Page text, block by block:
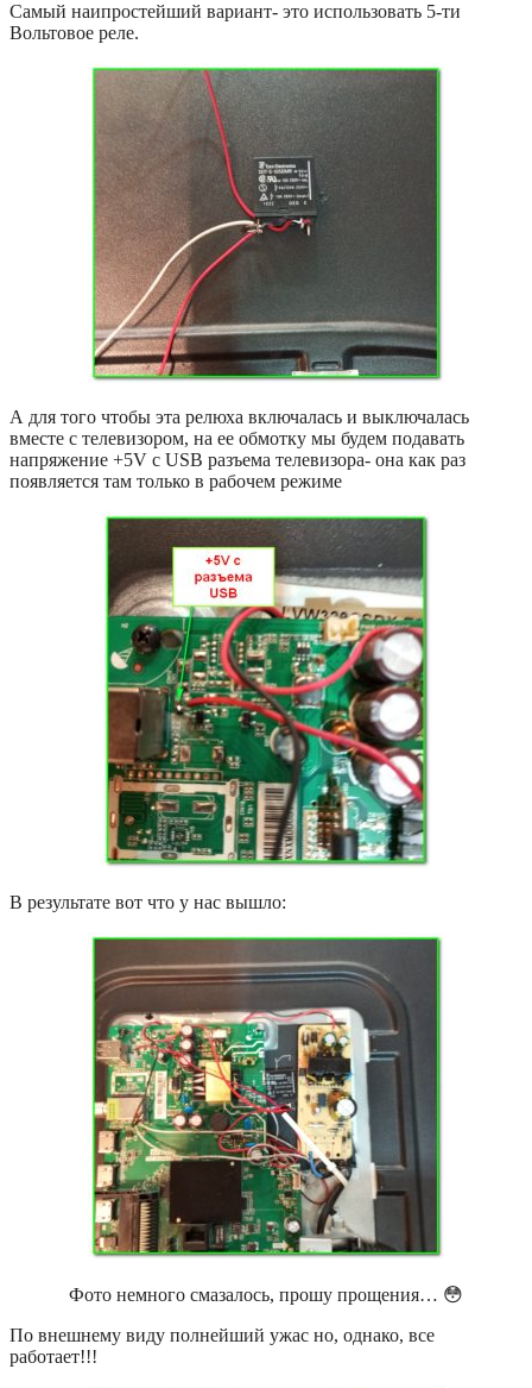
Самый наипростейший вариант- это использовать 5-ти
Вольтовое реле.
А для того чтобы эта релюха включалась и выключалась
вместе с телевизором, на ее обмотку мы будем подавать
напряжение +5V с USB разъема телевизора- она как раз
появляется там только в рабочем режиме
В результате вот что у нас вышло:
Фото немного смазалось, прошу прощения… 😳
По внешнему виду полнейший ужас но, однако, все
работает!!!